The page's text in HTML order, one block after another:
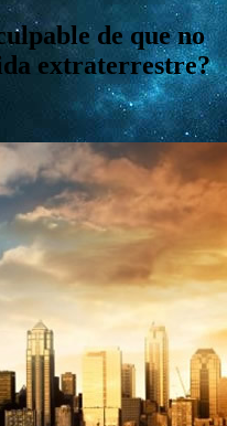
de que no
extraterrestre?